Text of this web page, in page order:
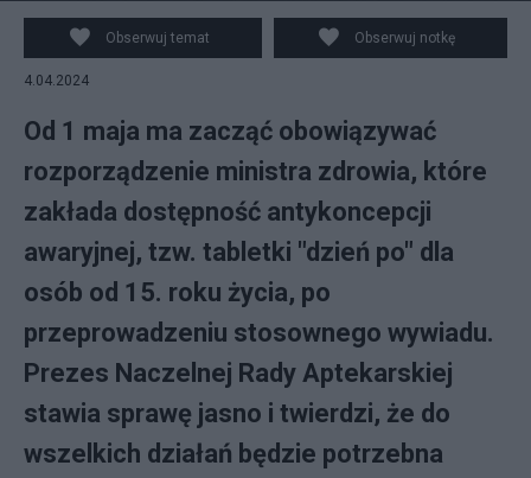
Zdjęcie ilustracyjne. Źródło: commons.wikimedia.org
Obserwuj temat Obserwuj notkę
4.04.2024
Od 1 maja ma zacząć obowiązywać
rozporządzenie ministra zdrowia, które
zakłada dostępność antykoncepcji
awaryjnej, tzw. tabletki "dzień po" dla
osób od 15. roku życia, po
przeprowadzeniu stosownego wywiadu.
Prezes Naczelnej Rady Aptekarskiej
stawia sprawę jasno i twierdzi, że do
wszelkich działań będzie potrzebna